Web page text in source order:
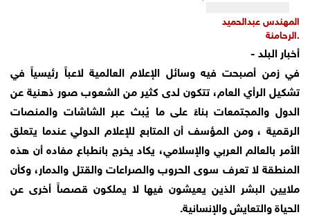
المهندس عبدالحميد
الرحامنة.
أخبار البلد -
في زمن أصبحت فيه وسائل الإعلام العالمية لاعباً رئيسياً في
تشكيل الرأي العام، تتكون لدى كثير من الشعوب صور ذهنية عن
الدول والمجتمعات بناءً على ما يُبث عبر الشاشات والمنصات
الرقمية ، ومن المؤسف أن المتابع للإعلام الدولي عندما يتعلق
الأمر بالعالم العربي والإسلامي، يكاد يخرج بانطباع مفاده أن هذه
المنطقة لا تعرف سوى الحروب والصراعات والقتل والدمار، وكأن
ملايين البشر الذين يعيشون فيها لا يملكون قصصاً أخرى عن
الحياة والتعايش والإنسانية.